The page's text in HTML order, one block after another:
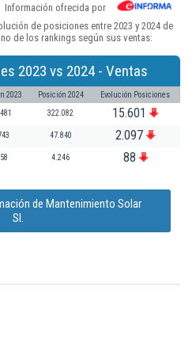
Información ofrecida por
de posiciones entre 2023 y 2024 de
de los rankings según sus ventas:
2023 vs 2024 - Ventas
2023 Posición 2024 Evolución Posiciones
322.082 15.601
47.840 2.097
4.246 88
de Mantenimiento Solar
Sl.